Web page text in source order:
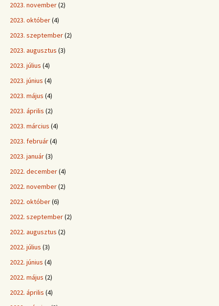
2023. november(2)
2023. október(4)
2023. szeptember(2)
2023. augusztus (3)
2023. július (4)
2023. június (4)
2023. május (4)
2023. április (2)
2023. március (4)
2023. február(4)
2023. január(3)
2022. december(4)
2022. november(2)
2022. október(6)
2022. szeptember(2)
2022. augusztus (2)
2022. július (3)
2022. június (4)
2022. május (2)
2022. április (4)